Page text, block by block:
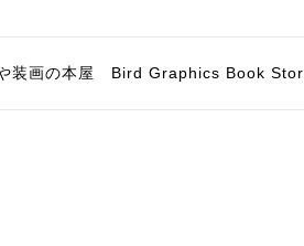
装画の本屋 Bird Graphics Book